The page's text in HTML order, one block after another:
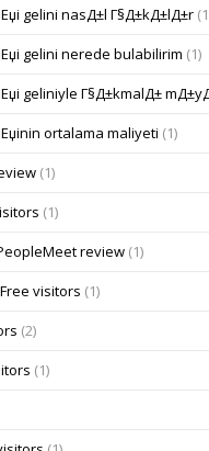
gelini nasД±l Г§Д±kД±lД±r
gelini nerede bulabilirim (1)
geliniyle Г§Д±kmalД±
ortalama maliyeti (1)
(1)
(1)
review (1)
visitors (1)
(2)
(1)